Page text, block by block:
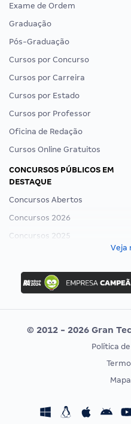
Exame de Ordem
Graduação
Pós-Graduação
Cursos por Concurso
Cursos por Carreira
Cursos por Estado
Cursos por Professor
Oficina de Redação
Cursos Online Gratuitos
CONCURSOS PÚBLICOS EM
DESTAQUE
Concursos Abertos
Concursos 2026
Concursos 2025
Concurso Ibama
Concurso MPU
Editais publicados
CONCURSOS POR PROFISSÃO
Concursos Fiscais
Veja
© 2012 - 2026 Gran
Política